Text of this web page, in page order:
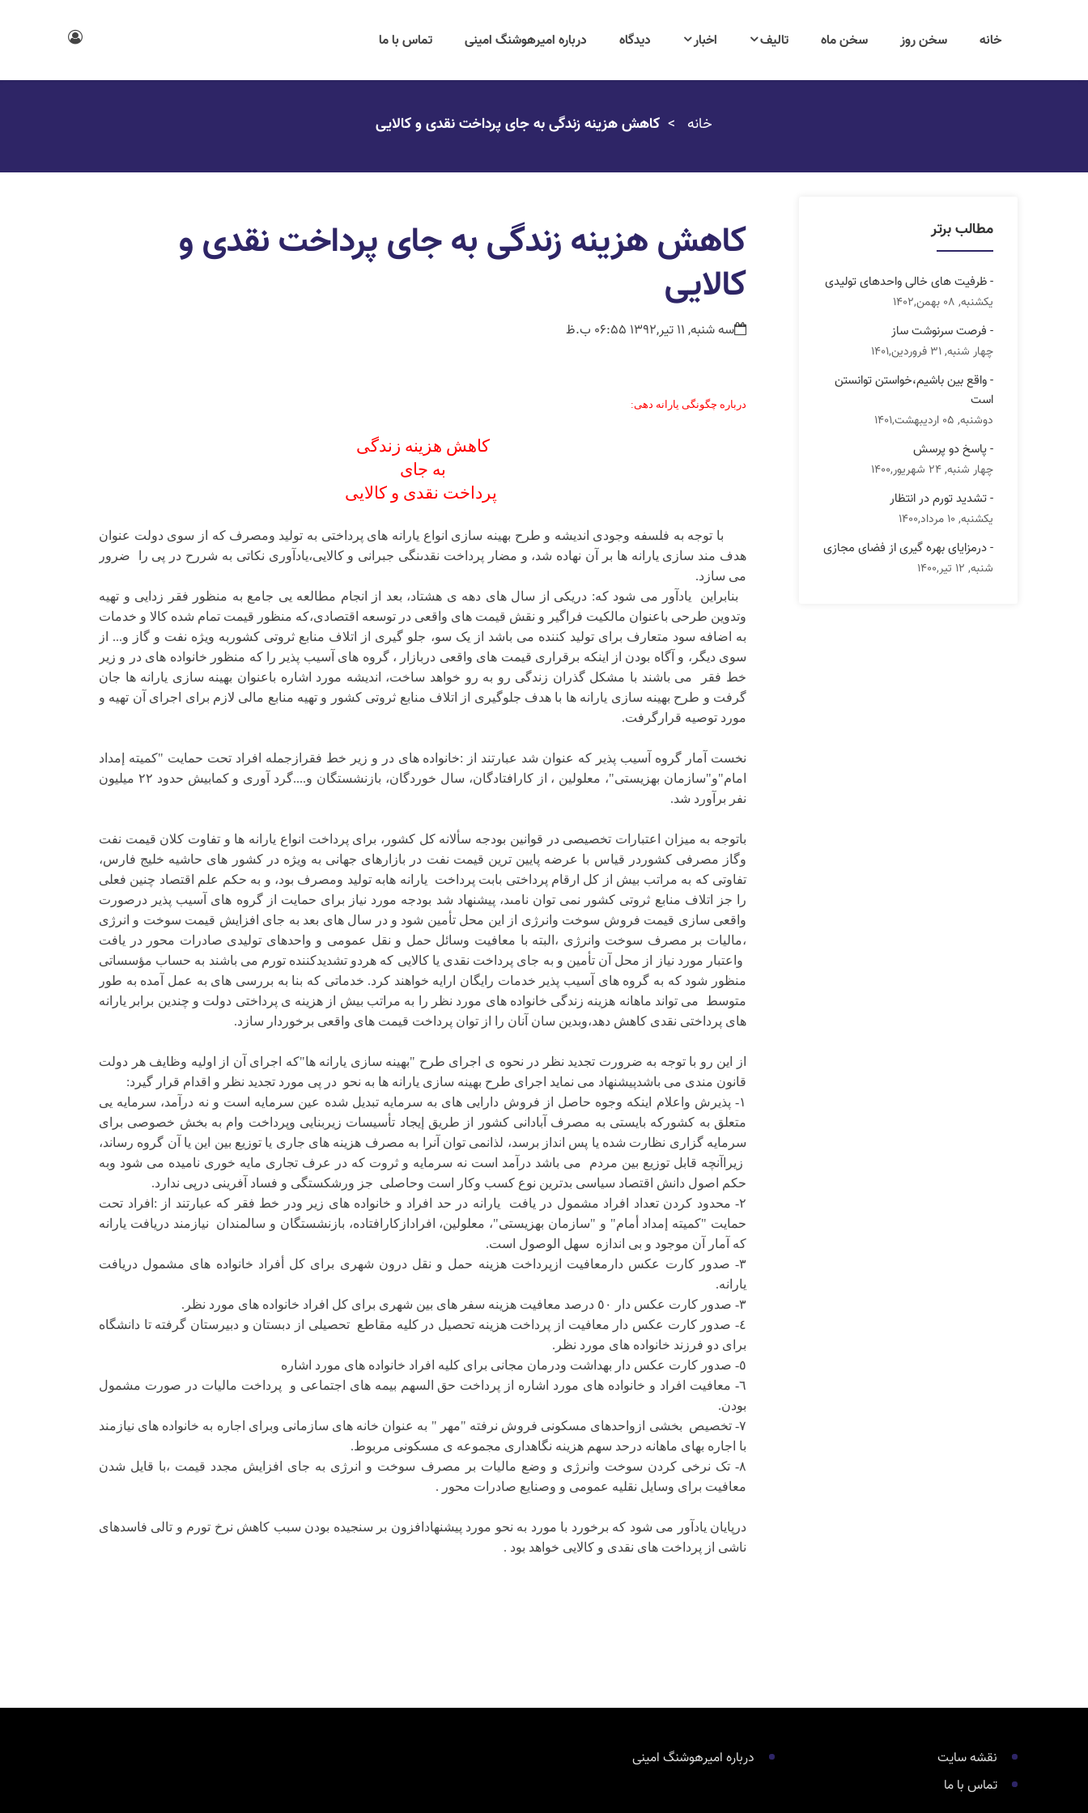
خانه سخن روز سخن ماه تالیف اخبار دیدگاه درباره امیرهوشنگ امینی تماس با ما
خانه کاهش هزینه زندگی به جای پرداخت نقدی و کالایی
کاهش هزینه زندگی به جای پرداخت نقدی و
کالایی
سه شنبه, 11 تیر,1392 06:55 ب.ظ
درباره چگونگی یارانه دهی:
کاهش هزینه زندگى
به جاى
پرداخت نقدی و کالایی
با توجه به فلسفه وجودى اندیشه و طرح بهینه سازى انواع یارانه هاى پرداختى به تولید ومصرف که از سوی دولت عنوان
هدف مند سازی یارانه ها بر آن نهاده شد، و مضار پرداخت نقدىنگى جبرانى و کالایى،یادآوری نکاتی به شررح در پی را ضرور
می سازد.
بنابراین یادآور می شود که: دریکی از سال هاى دهه ى هشتاد، بعد از انجام مطالعه یى جامع به منظور فقر زدایى و تهیه
وتدوین طرحى باعنوان مالکیت فراگیر و نقش قیمت های واقعی در توسعه اقتصادى،که منظور قیمت تمام شده کالا و خدمات
به اضافه سود متعارف براى تولید کننده مى باشد از یک سو، جلو گیرى از اتلاف منابع ثروتى کشوربه ویژه نفت و گاز و... از
سوى دیگر، و آگاه بودن از اینکه برقرارى قیمت هاى واقعى دربازار ، گروه هاى آسیب پذیر را که منظور خانواده هاى در و زیر
خط فقر مى باشند با مشکل گذران زندگی رو به رو خواهد ساخت، اندیشه مورد اشاره باعنوان بهینه سازی یارانه ها جان
گرفت و طرح بهینه سازى یارانه ها با هدف جلوگیری از اتلاف منابع ثروتى کشور و تهیه منابع مالى لازم براى اجراى آن تهیه و
مورد توصیه قرارگرفت.
نخست آمار گروه آسیب پذیر که عنوان شد عبارتند از :خانواده هاى در و زیر خط فقرازجمله افراد تحت حمایت "کمیته إمداد
امام"و"سازمان بهزیستى"، معلولین ، از کارافتادگان، سال خوردگان، بازنشستگان و....گرد آورى و کمابیش حدود ٢٢ میلیون
نفر برآورد شد.
باتوجه به میزان اعتبارات تخصیصى در قوانین بودجه سألانه کل کشور، براى پرداخت انواع یارانه ها و تفاوت کلان قیمت نفت
وگاز مصرفى کشوردر قیاس با عرضه پایین ترین قیمت نفت در بازارهاى جهانى به ویژه در کشور هاى حاشیه خلیج فارس،
تفاوتى که به مراتب بیش از کل ارقام پرداختى بابت پرداخت یارانه هابه تولید ومصرف بود، و به حکم علم اقتصاد چنین فعلى
را جز اتلاف منابع ثروتى کشور نمى توان نامىد، پیشنهاد شد بودجه مورد نیاز براى حمایت از گروه هاى آسیب پذیر درصورت
واقعى سازى قیمت فروش سوخت وانرژى از این محل تأمین شود و در سال هاى بعد به جاى افزایش قیمت سوخت و انرژى
،مالیات بر مصرف سوخت وانرژى ،البته با معافیت وسائل حمل و نقل عمومى و واحدهاى تولیدى صادرات محور در یافت
واعتبار مورد نیاز از محل آن تأمین و به جاى پرداخت نقدى یا کالایى که هردو تشدیدکننده تورم مى باشند به حساب مؤسساتى
منظور شود که به گروه های آسیب پذیر خدمات رایگان ارایه خواهند کرد. خدماتى که بنا به بررسى هاى به عمل آمده به طور
متوسط مى تواند ماهانه هزینه زندگی خانواده های مورد نظر را به مراتب بیش از هزینه ی پرداختی دولت و چندین برابر یارانه
هاى پرداختى نقدى کاهش دهد،وبدین سان آنان را از توان پرداخت قیمت های واقعی برخوردار سازد.
از این رو با توجه به ضرورت تجدید نظر در نحوه ى اجراى طرح "بهینه سازى یارانه ها"که اجرای آن از اولیه وظایف هر دولت
قانون مندی می باشدپیشنهاد مى نماید اجراى طرح بهینه سازى یارانه ها به نحو در پی مورد تجدید نظر و اقدام قرار گیرد:
١- پذیرش واعلام اینکه وجوه حاصل از فروش دارایی هاى به سرمایه تبدیل شده عین سرمایه است و نه درآمد، سرمایه یى
متعلق به کشورکه بایستى به مصرف آبادانى کشور از طریق إیجاد تأسیسات زیربنایى وپرداخت وام به بخش خصوصى براى
سرمایه گزارى نظارت شده یا پس انداز برسد، لذانمى توان آنرا به مصرف هزینه هاى جارى یا توزیع بین این یا آن گروه رساند،
زیراآنچه قابل توزیع بین مردم می باشد درآمد است نه سرمایه و ثروت که در عرف تجاری مایه خورى نامیده می شود وبه
حکم اصول دانش اقتصاد سیاسی بدترین نوع کسب وکار است وحاصلی جز ورشکستگى و فساد آفرینی درپی ندارد.
٢- محدود کردن تعداد افراد مشمول در یافت یارانه در حد افراد و خانواده هاى زیر ودر خط فقر که عبارتند از :افراد تحت
حمایت "کمیته إمداد أمام" و "سازمان بهزیستى"، معلولین، افرادازکارافتاده، بازنشستگان و سالمندان نیازمند دریافت یارانه
که آمار آن موجود و بی اندازه سهل الوصول است.
٣- صدور کارت عکس دارمعافیت ازپرداخت هزینه حمل و نقل درون شهرى براى کل أفراد خانواده های مشمول دریافت
یارانه.
٣- صدور کارت عکس دار ٥٠ درصد معافیت هزینه سفر هاى بین شهرى براى کل افراد خانواده های مورد نظر.
٤- صدور کارت عکس دار معافیت از پرداخت هزینه تحصیل در کلیه مقاطع تحصیلی از دبستان و دبیرستان گرفته تا دانشگاه
براى دو فرزند خانواده های مورد نظر.
٥- صدور کارت عکس دار بهداشت ودرمان مجانى براى کلیه افراد خانواده هاى مورد اشاره
٦- معافیت افراد و خانواده هاى مورد اشاره از پرداخت حق السهم بیمه هاى اجتماعی و پرداخت مالیات در صورت مشمول
بودن.
٧- تخصیص بخشى ازواحدهاى مسکونى فروش نرفته "مهر " به عنوان خانه هاى سازمانى وبراى اجاره به خانواده هاى نیازمند
با اجاره بهاى ماهانه درحد سهم هزینه نگاهدارى مجموعه ى مسکونى مربوط.
٨- تک نرخى کردن سوخت وانرژى و وضع مالیات بر مصرف سوخت و انرژى به جاى افزایش مجدد قیمت ،با قایل شدن
معافیت برای وسایل نقلیه عمومی و وصنایع صادرات محور .
درپایان یادآور مى شود که برخورد با مورد به نحو مورد پیشنهادافزون بر سنجیده بودن سبب کاهش نرخ تورم و تالى فاسدهاى
ناشی از پرداخت های نقدی و کالایی خواهد بود .
مطالب برتر
- ظرفیت های خالی واحدهای تولیدی
یکشنبه, 08 بهمن,1402
- فرصت سرنوشت ساز
چهار شنبه, 31 فروردین,1401
- واقع بین باشیم،خواستن توانستن
است
دوشنبه, 05 اردیبهشت,1401
- پاسخ دو پرسش
چهار شنبه, 24 شهریور,1400
- تشدید تورم در انتظار
یکشنبه, 10 مرداد,1400
- درمزایای بهره گیری از فضای مجازی
شنبه, 12 تیر,1400
نقشه سایت
تماس با ما
درباره امیرهوشنگ امینی